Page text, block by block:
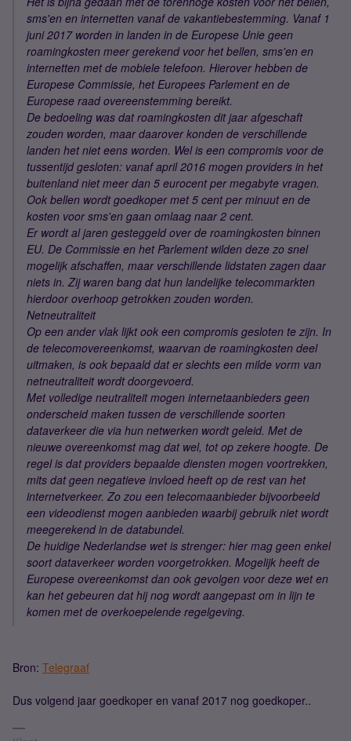
sms'en en internetten vanaf de vakantiebestemming. Vanaf 1
juni 2017 worden in landen in de Europese Unie geen
roamingkosten meer gerekend voor het bellen, sms'en en
internetten met de mobiele telefoon. Hierover hebben de
Europese Commissie, het Europees Parlement en de
Europese raad overeenstemming bereikt.
De bedoeling was dat roamingkosten dit jaar afgeschaft
zouden worden, maar daarover konden de verschillende
landen het niet eens worden. Wel is een compromis voor de
tussentijd gesloten: vanaf april 2016 mogen providers in het
buitenland niet meer dan 5 eurocent per megabyte vragen.
Ook bellen wordt goedkoper met 5 cent per minuut en de
kosten voor sms'en gaan omlaag naar 2 cent.
Er wordt al jaren gesteggeld over de roamingkosten binnen
EU. De Commissie en het Parlement wilden deze zo snel
mogelijk afschaffen, maar verschillende lidstaten zagen daar
niets in. Zij waren bang dat hun landelijke telecommarkten
hierdoor overhoop getrokken zouden worden.
Netneutraliteit
Op een ander vlak lijkt ook een compromis gesloten te zijn. In
de telecomovereenkomst, waarvan de roamingkosten deel
uitmaken, is ook bepaald dat er slechts een milde vorm van
netneutraliteit wordt doorgevoerd.
Met volledige neutraliteit mogen internetaanbieders geen
onderscheid maken tussen de verschillende soorten
dataverkeer die via hun netwerken wordt geleid. Met de
nieuwe overeenkomst mag dat wel, tot op zekere hoogte. De
regel is dat providers bepaalde diensten mogen voortrekken,
mits dat geen negatieve invloed heeft op de rest van het
internetverkeer. Zo zou een telecomaanbieder bijvoorbeeld
een videodienst mogen aanbieden waarbij gebruik niet wordt
meegerekend in de databundel.
De huidige Nederlandse wet is strenger: hier mag geen enkel
soort dataverkeer worden voorgetrokken. Mogelijk heeft de
Europese overeenkomst dan ook gevolgen voor deze wet en
kan het gebeuren dat hij nog wordt aangepast om in lijn te
komen met de overkoepelende regelgeving.
Bron: Telegraaf
Dus volgend jaar goedkoper en vanaf 2017 nog goedkoper..